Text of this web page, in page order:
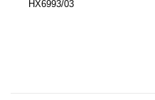
HX6993/03